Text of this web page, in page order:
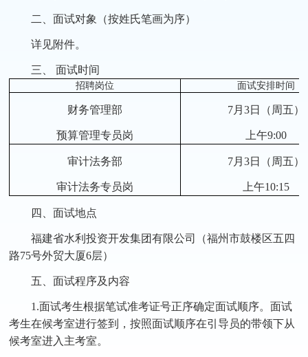
二、面试对象（按姓氏笔画为序）
详见附件。
三、 面试时间
招聘岗位 面试安排时间
财务管理部
预算管理专员岗
7月3日（周五）
上午9:00
审计法务部
审计法务专员岗
7月3日（周五）
上午10:15
四、面试地点
福建省水利投资开发集团有限公司（福州市鼓楼区五四
路75号外贸大厦6层）
五、面试程序及内容
1.面试考生根据笔试准考证号正序确定面试顺序。面试
考生在候考室进行签到，按照面试顺序在引导员的带领下从
候考室进入主考室。